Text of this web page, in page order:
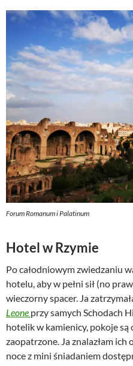
Forum Romanum i Palatinum
Hotel w Rzymie
Po całodniowym zwiedzaniu
hotelu, aby w pełni sił (no
wieczorny spacer. Ja
Leone przy samych Schodach
hotelik w kamienicy, pokoje są
zaopatrzone. Ja znalazłam ich
noce z mini śniadaniem